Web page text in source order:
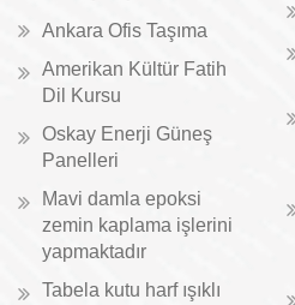
Ankara Ofis Taşıma
Amerikan Kültür Fatih
Dil Kursu
Oskay Enerji Güneş
Panelleri
Mavi damla epoksi
zemin kaplama işlerini
yapmaktadır
Tabela kutu harf ışıklı